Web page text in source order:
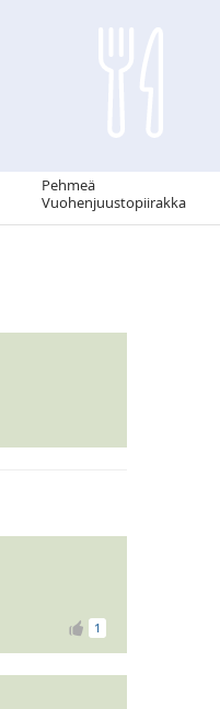
Pehmeä
Vuohenjuustopiirakka
1